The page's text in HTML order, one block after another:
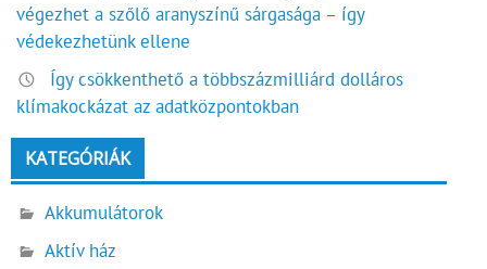
végezhet a szőlő aranyszínű sárgasága – így
védekezhetünk ellene
Így csökkenthető a többszázmilliárd dolláros
klímakockázat az adatközpontokban
KATEGÓRIÁK
Akkumulátorok
Aktív ház